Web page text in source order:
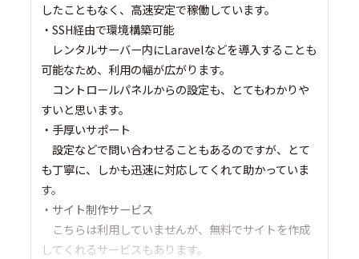
したこともなく、高速安定で稼働しています。
・SSH経由で環境構築可能
レンタルサーバー内にLaravelなどを導入することも
可能なため、利用の幅が広がります。
コントロールパネルからの設定も、とてもわかりや
すいと思います。
・手厚いサポート
設定などで問い合わせることもあるのですが、とて
も丁寧に、しかも迅速に対応してくれて助かっていま
す。
・サイト制作サービス
こちらは利用していませんが、無料でサイトを作成
してくれるサービスもあります。